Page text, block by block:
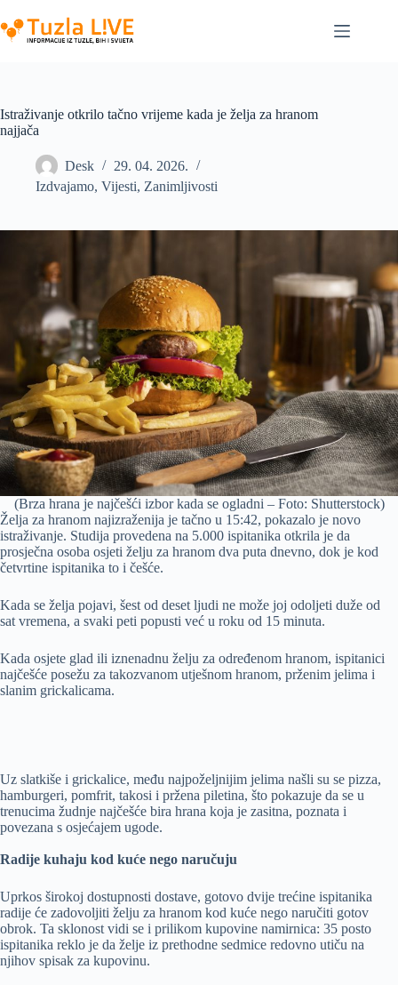
to
content
Istraživanje otkrilo tačno vrijeme kada je želja za hranom
najjača
Desk
29. 04. 2026.
Izdvajamo, Vijesti, Zanimljivosti
(Brza hrana je najčešći izbor kada se ogladni – Foto: Shutterstock)
Želja za hranom najizraženija je tačno u 15:42, pokazalo je novo
istraživanje. Studija provedena na 5.000 ispitanika otkrila je da
prosječna osoba osjeti želju za hranom dva puta dnevno, dok je kod
četvrtine ispitanika to i češće.
Kada se želja pojavi, šest od deset ljudi ne može joj odoljeti duže od
sat vremena, a svaki peti popusti već u roku od 15 minuta.
Kada osjete glad ili iznenadnu želju za određenom hranom, ispitanici
najčešće posežu za takozvanom utješnom hranom, prženim jelima i
slanim grickalicama.
Uz slatkiše i grickalice, među najpoželjnijim jelima našli su se pizza,
hamburgeri, pomfrit, takosi i pržena piletina, što pokazuje da se u
trenucima žudnje najčešće bira hrana koja je zasitna, poznata i
povezana s osjećajem ugode.
Radije kuhaju kod kuće nego naručuju
Uprkos širokoj dostupnosti dostave, gotovo dvije trećine ispitanika
radije će zadovoljiti želju za hranom kod kuće nego naručiti gotov
obrok. Ta sklonost vidi se i prilikom kupovine namirnica: 35 posto
ispitanika reklo je da želje iz prethodne sedmice redovno utiču na
njihov spisak za kupovinu.